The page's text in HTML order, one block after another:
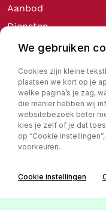
Aanbod
Diensten
Over ons
Contact
We gebruiken
Cookies zijn kleine
plaatsen we kort op je
welke pagina’s je zag,
die manier hebben wij
websitebezoek beter
kies je zelf of je dat
op “Cookie
voorkeuren.
Cookie instellingen